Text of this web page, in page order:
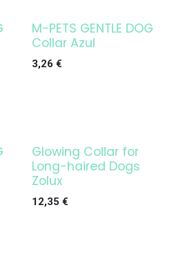
M-PETS GENTLE DOG
Collar Azul
3,26 €
Glowing Collar for
Long-haired Dogs
Zolux
12,35 €